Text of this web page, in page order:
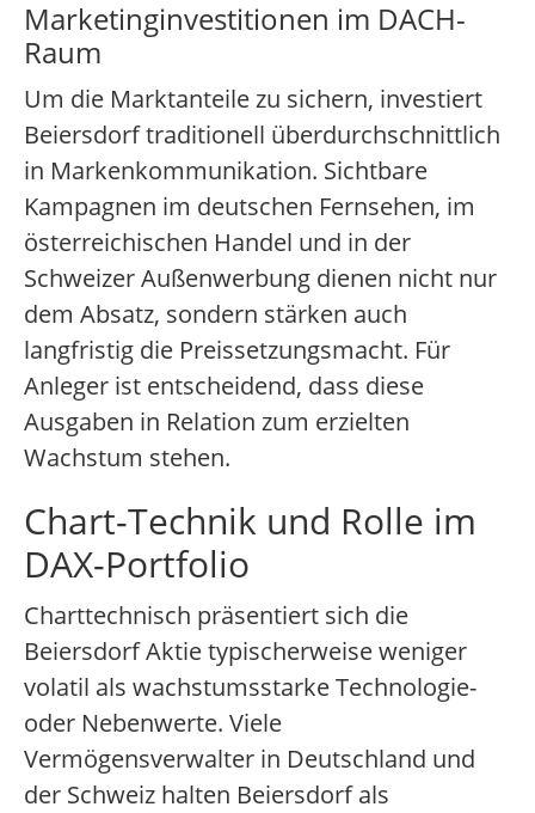
Marketinginvestitionen im DACH-
Raum
Um die Marktanteile zu sichern, investiert
Beiersdorf traditionell überdurchschnittlich
in Markenkommunikation. Sichtbare
Kampagnen im deutschen Fernsehen, im
österreichischen Handel und in der
Schweizer Außenwerbung dienen nicht nur
dem Absatz, sondern stärken auch
langfristig die Preissetzungsmacht. Für
Anleger ist entscheidend, dass diese
Ausgaben in Relation zum erzielten
Wachstum stehen.
Chart-Technik und Rolle im
DAX-Portfolio
Charttechnisch präsentiert sich die
Beiersdorf Aktie typischerweise weniger
volatil als wachstumsstarke Technologie-
oder Nebenwerte. Viele
Vermögensverwalter in Deutschland und
der Schweiz halten Beiersdorf als